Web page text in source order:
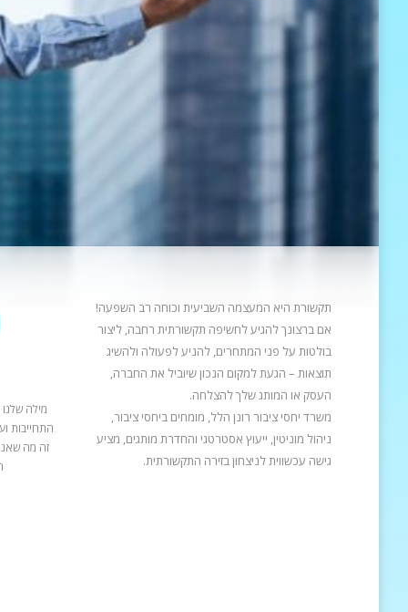
מילה
התחייבות
זה מה
תקשורת היא המעצמה השביעית וכוחה רב השפעה!
אם ברצונך להגיע לחשיפה תקשורתית רחבה, ליצור
בולטות על פני המתחרים, להניעלפעולה ולהשיג
תוצאות – הגעת למקום הנכון שיוביל את החברה,
העסק או המותג שלך להצלחה.
משרד יחסי ציבור רונן הלל, מומחים ביחסי ציבור,
ניהול מוניטין, ייעוץ אסטרטגי והחדרת מותגים, מציע
גישה עכשווית לניצחון בזירה התקשורתית.